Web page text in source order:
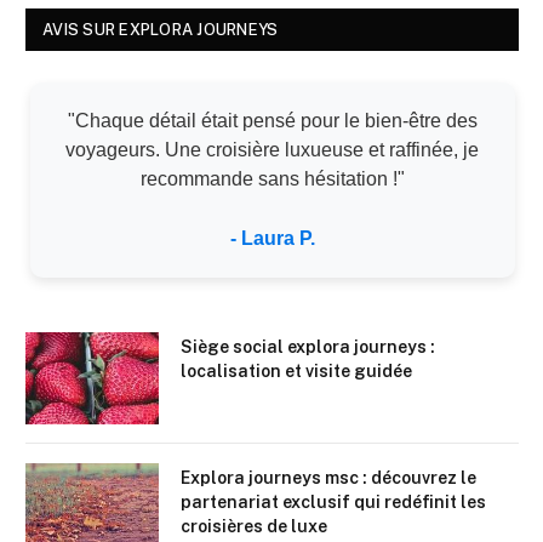
AVIS SUR EXPLORA JOURNEYS
"Chaque détail était pensé pour le bien-être des
voyageurs. Une croisière luxueuse et raffinée, je
recommande sans hésitation !"
- Laura P.
Siège social explora journeys :
localisation et visite guidée
Explora journeys msc : découvrez le
partenariat exclusif qui redéfinit les
croisières de luxe